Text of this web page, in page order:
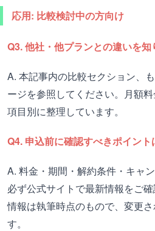
応用: 比較検討中の方向け
Q3. 他社・他プランとの違いを知
A. 本記事内の比較セクション、
ージを参照してください。月額
項目別に整理しています。
Q4. 申込前に確認すべきポイント
A. 料金・期間・解約条件・キャ
必ず公式サイトで最新情報をご
情報は執筆時点のもので、変更
す。